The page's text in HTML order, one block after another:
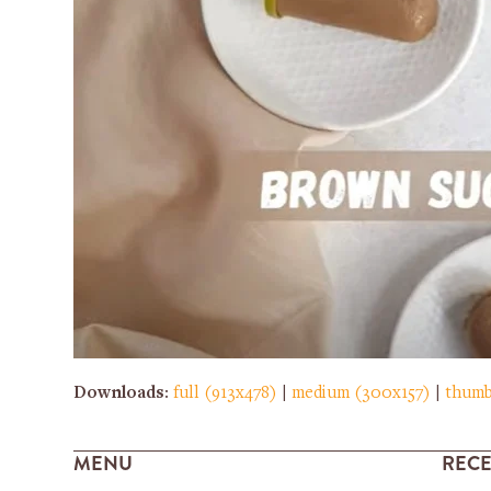
Downloads:full (913x478) |medium (300x157) |
MENU